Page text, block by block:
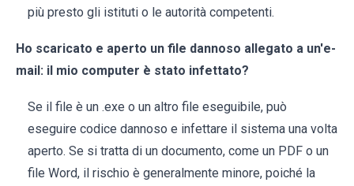
più presto gli istituti o le autorità competenti.
Ho scaricato e aperto un file dannoso allegato a un'e-
mail: il mio computer è stato infettato?
Se il file è un .exe o un altro file eseguibile, può
eseguire codice dannoso e infettare il sistema una volta
aperto. Se si tratta di un documento, come un PDF o un
file Word, il rischio è generalmente minore, poiché la